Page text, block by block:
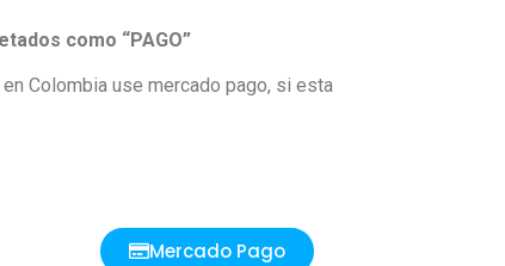
como “PAGO”
Colombia use mercado pago, si esta
Mercado Pago